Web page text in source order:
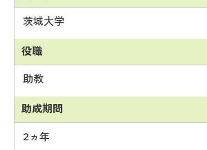
茨城大学
助教
2ヵ年